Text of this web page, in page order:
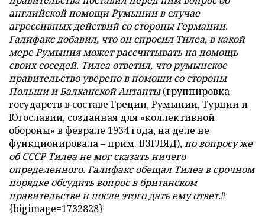
английской помощи Румынии в случае
агрессивных действий со стороны Германии.
Галифакс добавил, что он спросил Тилеа, в какой
мере Румыния может рассчитывать на помощь
своих соседей. Тилеа ответил, что румынское
правительство уверено в помощи со стороны
Польши и Балканской Антанты (группировка
государств в составе Греции, Румынии, Турции и
Югославии, созданная для «коллективной
обороны» в феврале 1934 года, на деле не
функционировала – прим. ВЗГЛЯД), по вопросу же
об СССР Тилеа не мог сказать ничего
определенного. Галифакс обещал Тилеа в срочном
порядке обсудить вопрос в британском
правительстве и после этого дать ему ответ.#
{bigimage=1732828}